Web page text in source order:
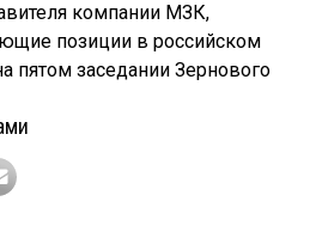
компании МЗК,
позиции в российском
пятом заседании Зернового